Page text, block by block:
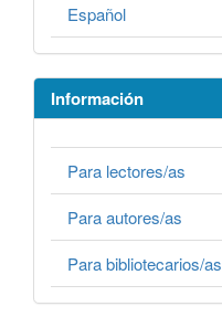
Español
Información
Para lectores/as
Para autores/as
Para bibliotecarios/as